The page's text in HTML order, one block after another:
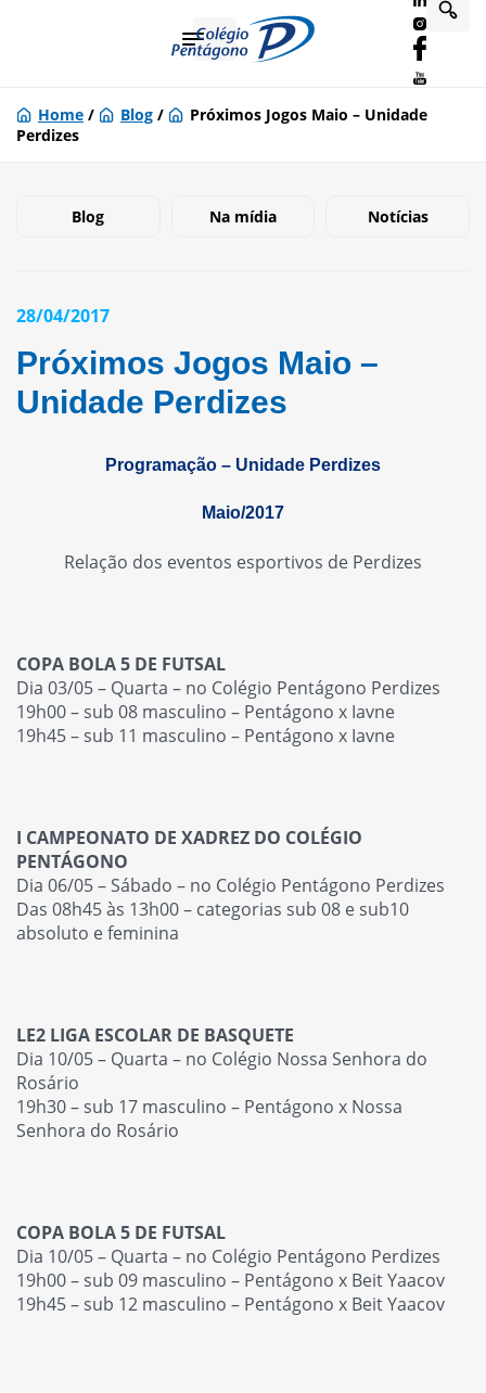
Home / Blog /
Próximos Jogos Maio – Unidade
Perdizes
Blog Na mídia Notícias
28/04/2017
Próximos Jogos Maio –
Unidade Perdizes
Programação – Unidade Perdizes
Maio/2017
Relação dos eventos esportivos de Perdizes
COPA BOLA 5 DE FUTSAL
Dia 03/05 – Quarta – no Colégio Pentágono Perdizes
19h00 – sub 08 masculino – Pentágono x Iavne
19h45 – sub 11 masculino – Pentágono x Iavne
I CAMPEONATO DE XADREZ DO COLÉGIO
PENTÁGONO
Dia 06/05 – Sábado – no Colégio Pentágono Perdizes
Das 08h45 às 13h00 – categorias sub 08 e sub10
absoluto e feminina
LE2 LIGA ESCOLAR DE BASQUETE
Dia 10/05 – Quarta – no Colégio Nossa Senhora do
Rosário
19h30 – sub 17 masculino – Pentágono x Nossa
Senhora do Rosário
COPA BOLA 5 DE FUTSAL
Dia 10/05 – Quarta – no Colégio Pentágono Perdizes
19h00 – sub 09 masculino – Pentágono x Beit Yaacov
19h45 – sub 12 masculino – Pentágono x Beit Yaacov